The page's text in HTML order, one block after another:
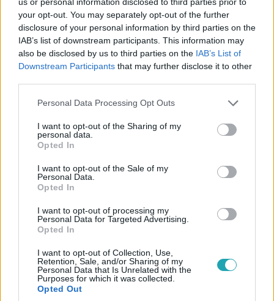
your opt-out. You may separately opt-out of the further
disclosure of your personal information by third parties on the
IAB’s list of downstream participants. This information may
also be disclosed by us to third parties on the IAB’s List of
Downstream Participants that may further disclose it to other
Please note that this website/app uses one or more Google
not limited to your visit or usage behaviour. You may click to
grant or deny consent to Google and its third-party tags to
use your data for below specified purposes in below Google
consent section.
Personal Data Processing Opt Outs
I want to opt-out of the Sharing of my
personal data.
Opted In
I want to opt-out of the Sale of my
Personal Data.
Opted In
I want to opt-out of processing my
Personal Data for Targeted Advertising.
Opted In
I want to opt-out of Collection, Use,
Retention, Sale, and/or Sharing of my
Personal Data that Is Unrelated with the
Purposes for which it was collected.
Opted Out
Fókusz
2023. november 3. 20:05
„Erre szerintem egyikünk sem számított” – Trokán
Nóri csapata az egyetlen, ahonnan senki nem
esett ki
Trokán Nóri csapata az egyetlen, amelyik három
énekessel vág neki a The Voice második élő showjának.
versenyző távozott. Hogy hogyan élték ezt meg a
coachok, a versenyben maradt versenyzők, és milyen
kiderül a videóból.